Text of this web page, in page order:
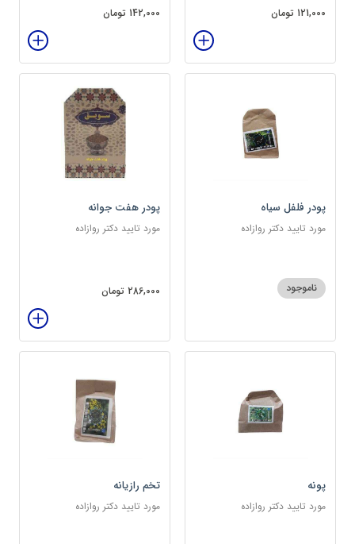
121,000 تومان 142,000 تومان
پودر فلفل سیاه
مورد تایید دکتر روازاده
ناموجود
پودر هفت جوانه
مورد تایید دکتر روازاده
286,000 تومان
پونه
مورد تایید دکتر روازاده
تخم رازیانه
مورد تایید دکتر روازاده